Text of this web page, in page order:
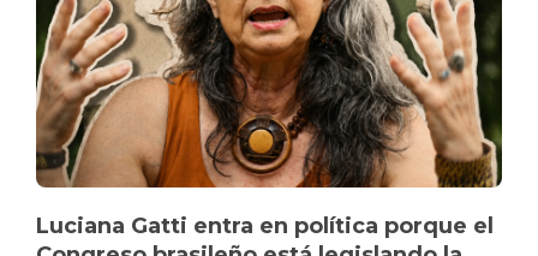
Luciana Gatti entra en política porque el